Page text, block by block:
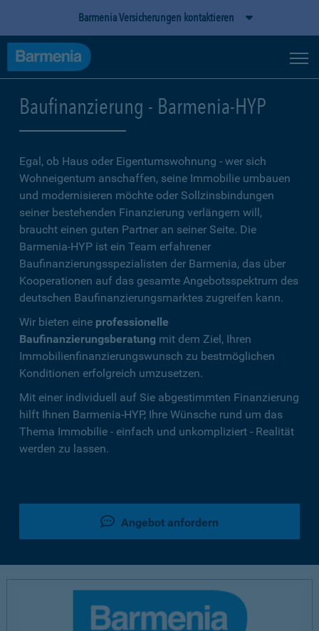
Barmenia Versicherungen kontaktieren
Baufinanzierung - Barmenia-HYP
Egal, ob Haus oder Eigentumswohnung - wer sich
Wohneigentum anschaffen, seine Immobilie umbauen
und modernisieren möchte oder Sollzinsbindungen
seiner bestehenden Finanzierung verlängern will,
braucht einen guten Partner an seiner Seite. Die
Barmenia-HYP ist ein Team erfahrener
Baufinanzierungsspezialisten der Barmenia, das über
Kooperationen auf das gesamte Angebotsspektrum des
deutschen Baufinanzierungsmarktes zugreifen kann.
Wir bieten eine professionelle
Baufinanzierungsberatung mit dem Ziel, Ihren
Immobilienfinanzierungswunsch zu bestmöglichen
Konditionen erfolgreich umzusetzen.
Mit einer individuell auf Sie abgestimmten Finanzierung
hilft Ihnen Barmenia-HYP, Ihre Wünsche rund um das
Thema Immobilie - einfach und unkompliziert - Realität
werden zu lassen.
Angebot anfordern